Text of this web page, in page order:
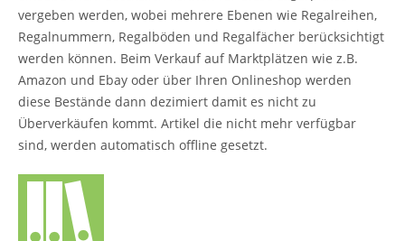
vergeben werden, wobei mehrere Ebenen wie Regalreihen,
Regalnummern, Regalböden und Regalfächer berücksichtigt
werden können. Beim Verkauf auf Marktplätzen wie z.B.
Amazon und Ebay oder über Ihren Onlineshop werden
diese Bestände dann dezimiert damit es nicht zu
Überverkäufen kommt. Artikel die nicht mehr verfügbar
sind, werden automatisch offline gesetzt.